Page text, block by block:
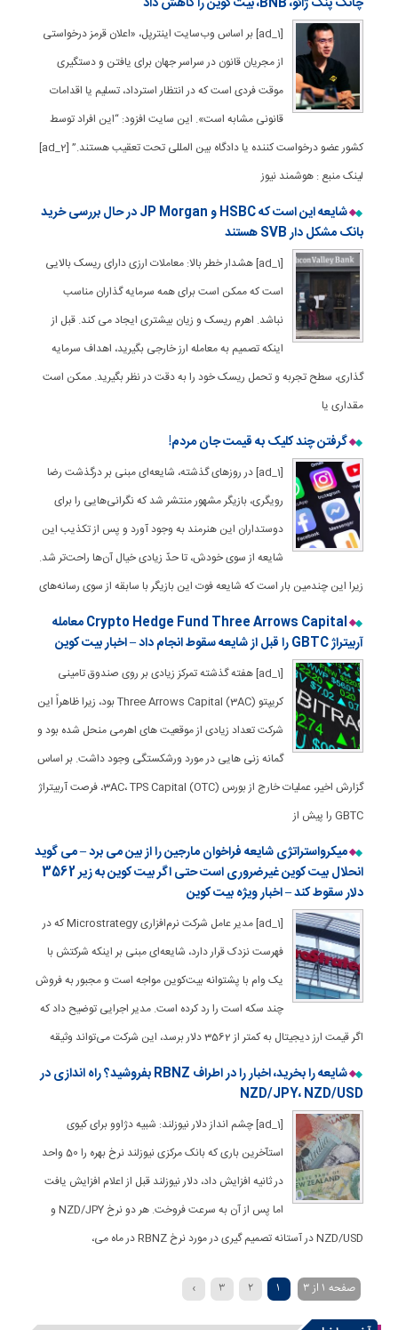
[ad_1] بر اساس وب‌سایت اینترپل، «اعلان قرمز درخواستی
از مجریان قانون در سراسر جهان برای یافتن و دستگیری
موقت فردی است که در انتظار استرداد، تسلیم یا اقدامات
قانونی مشابه است». این سایت افزود: “این افراد توسط
کشور عضو درخواست کننده یا دادگاه بین المللی تحت تعقیب هستند.” [ad_2]
لینک منبع : هوشمند نیوز
شایعه این است که HSBC و JP Morgan در حال بررسی خرید
بانک مشکل دار SVB هستند
[ad_1] هشدار خطر بالا: معاملات ارزی دارای ریسک بالایی
است که ممکن است برای همه سرمایه گذاران مناسب
نباشد. اهرم ریسک و زیان بیشتری ایجاد می کند. قبل از
اینکه تصمیم به معامله ارز خارجی بگیرید، اهداف سرمایه
گذاری، سطح تجربه و تحمل ریسک خود را به دقت در نظر بگیرید. ممکن است
مقداری یا
گرفتن چند کلیک به قیمت جان مردم!
[ad_1] در روزهای گذشته، شایعه‌ای مبنی بر درگذشت رضا
رویگری، بازیگر مشهور منتشر شد که نگرانی‌هایی را برای
دوستداران این هنرمند به وجود آورد و پس از تکذیب این
شایعه از سوی خودش، تا حدّ زیادی خیال آن‌ها راحت‌تر شد.
زیرا این چندمین بار است که شایعه فوت این بازیگر با سابقه از سوی رسانه‌های
Crypto Hedge Fund Three Arrows Capital معامله
آربیتراژ GBTC را قبل از شایعه سقوط انجام داد – اخبار بیت کوین
[ad_1] هفته گذشته تمرکز زیادی بر روی صندوق تامینی
کریپتو Three Arrows Capital (3AC) بود، زیرا ظاهراً این
شرکت تعداد زیادی از موقعیت های اهرمی منحل شده بود و
گمانه زنی هایی در مورد ورشکستگی وجود داشت. بر اساس
گزارش اخیر، عملیات خارج از بورس (OTC) 3AC، TPS Capital، فرصت آربیتراژ
GBTC را پیش از
میکرواستراتژی شایعه فراخوان مارجین را از بین می برد – می گوید
انحلال بیت کوین غیرضروری است حتی اگر بیت کوین به زیر 3562
دلار سقوط کند – اخبار ویژه بیت کوین
[ad_1] مدیر عامل شرکت نرم‌افزاری Microstrategy که در
فهرست نزدک قرار دارد، شایعه‌ای مبنی بر اینکه شرکتش با
یک وام با پشتوانه بیت‌کوین مواجه است و مجبور به فروش
چند سکه است را رد کرده است. مدیر اجرایی توضیح داد که
اگر قیمت ارز دیجیتال به کمتر از 3562 دلار برسد، این شرکت می‌تواند وثیقه
شایعه را بخرید، اخبار را در اطراف RBNZ بفروشید؟ راه اندازی در
NZD/JPY، NZD/USD
[ad_1] چشم انداز دلار نیوزلند: شبیه دژاوو برای کیوی
استآخرین باری که بانک مرکزی نیوزلند نرخ بهره را 50 واحد
در ثانیه افزایش داد، دلار نیوزلند قبل از اعلام افزایش یافت
اما پس از آن به سرعت فروخت. هر دو نرخ NZD/JPY و
NZD/USD در آستانه تصمیم گیری در مورد نرخ RBNZ در ماه می،
صفحه 1 از 3 1
2
3
›